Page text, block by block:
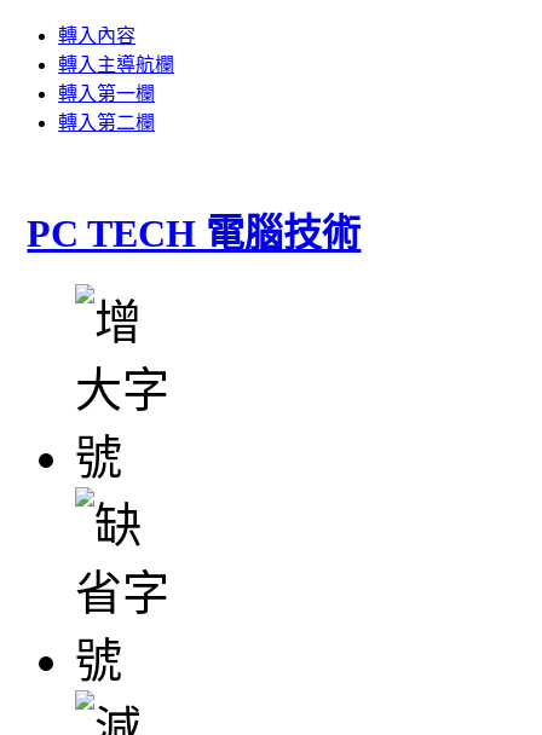
轉入內容
轉入主導航欄
轉入第一欄
轉入第二欄
PC TECH 電腦技術